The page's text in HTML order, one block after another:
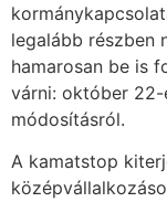
legalább részben
hamarosan be is
várni: október
módosításról.
A kamatstop